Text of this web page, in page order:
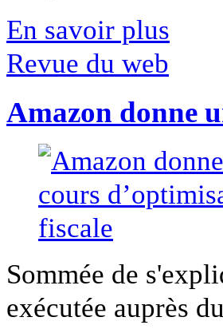
En savoir plus
Revue du web
Amazon donne
Sommée de
exécutée auprès